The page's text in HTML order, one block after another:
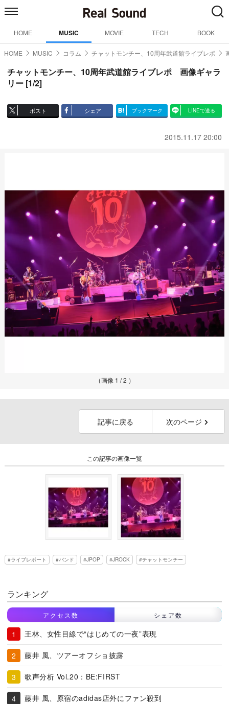
HOME MUSIC MOVIE TECH BOOK
HOME MUSIC コラム チャットモンチー、10周年武道館ライブレポ
チャットモンチー、10周年武道館ライブレポ 画像ギャラ
リー [1/2]
ポスト シェア ブックマーク LINEで送る
2015.11.17 20:00
（画像 1 / 2 ）
記事に戻る 次のページ
この記事の画像一覧
ライブレポート バンド JPOP JROCK チャットモンチー
ランキング
アクセス数 シェア数
王林、女性目線で“はじめての一夜”表現
藤井 風、ツアーオフショ披露
歌声分析 Vol.20：BE:FIRST
藤井 風、原宿のadidas店外にファン殺到